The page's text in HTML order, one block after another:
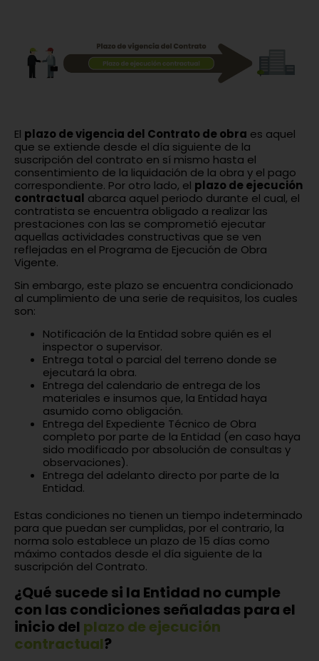
El plazo de vigencia del Contrato de obra es aquel
que se extiende desde el día siguiente de la
suscripción del contrato en sí mismo hasta el
consentimiento de la liquidación de la obra y el pago
correspondiente. Por otro lado, el plazo de ejecución
contractual abarca aquel periodo durante el cual, el
contratista se encuentra obligado a realizar las
prestaciones con las se comprometió ejecutar
aquellas actividades constructivas que se ven
reflejadas en el Programa de Ejecución de Obra
Vigente.
Sin embargo, este plazo se encuentra condicionado
al cumplimiento de una serie de requisitos, los cuales
son:
Notificación de la Entidad sobre quién es el
inspector o supervisor.
Entrega total o parcial del terreno donde se
ejecutará la obra.
Entrega del calendario de entrega de los
materiales e insumos que, la Entidad haya
asumido como obligación.
Entrega del Expediente Técnico de Obra
completo por parte de la Entidad (en caso haya
sido modificado por absolución de consultas y
observaciones).
Entrega del adelanto directo por parte de la
Entidad.
Estas condiciones no tienen un tiempo indeterminado
para que puedan ser cumplidas, por el contrario, la
norma solo establece un plazo de 15 días como
máximo contados desde el día siguiente de la
suscripción del Contrato.
¿Qué sucede si la Entidad no cumple
con las condiciones señaladas para el
inicio del plazo de ejecución
contractual?